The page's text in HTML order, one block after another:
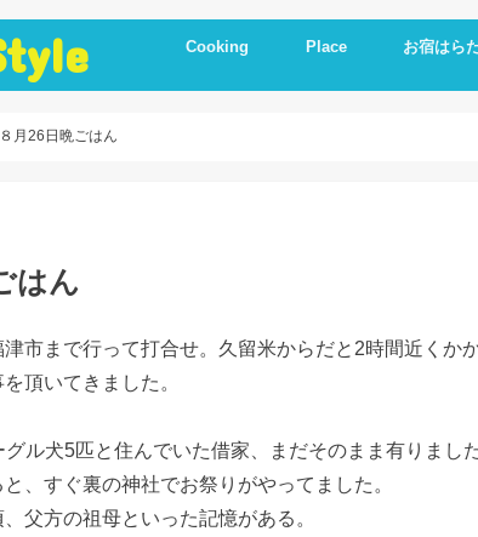
Cooking
cooking idea
冷蔵庫の残り物で作る
手抜き簡単レシピ
ダイエットレシピ
節約レシピ
保存食
炊飯器料理
簡単おやつ
低温調理
簡単＋一品
まかない
お弁当
レシピとか
美味しいもの
便利調理器
Place
崎戸
佐世保
長崎
大連
久留米
福岡
お宿はら
修学旅行
体験民宿夕
体験民宿朝
８月26日晩ごはん
はん
市まで行って打合せ。久留米からだと2時間近くかか
頂いてきました。
ル犬5匹と住んでいた借家、まだそのまま有りました
、すぐ裏の神社でお祭りがやってました。
父方の祖母といった記憶がある。